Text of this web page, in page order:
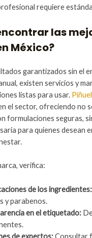
requiere
las
México?
garantizados sin el
existen servicios y
listas para usar.
el sector, ofreciendo no
formulaciones seguras,
para quienes desean
verifica:
de los ingredientes:
y parabenos.
en el etiquetado:
de expertos:Consultar